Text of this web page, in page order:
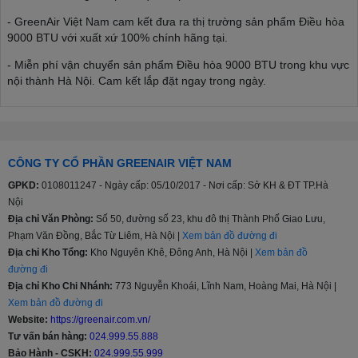
- GreenAir Việt Nam cam kết đưa ra thị trường sản phẩm Điều hòa
9000 BTU với xuất xứ 100% chính hãng tại.
- Miễn phí vận chuyển sản phẩm Điều hòa 9000 BTU trong khu vực
nội thành Hà Nội. Cam kết lắp đặt ngay trong ngày.
- Gọi đến số Hotline: 024 999 55 888 Quý khách sẽ được tư vấn
miễn phí, hỗ trợ giải đáp mọi thắc mắc, hỗ trợ kỹ thuật, hướng dẫn
sử dụng Điều hòa 9000 BTU.
- Tại GreenAir Việt Nam có đội ngũ nhân viên lắp đặt chuyên
nghiệp, tay nghề cao, đảm bảo và nhanh chóng bảo hành Điều hòa
9000 BTU tại nơi sử dụng ( tại nhà ).
- Nếu Khách Hàng có nhu cầu mua Điều hòa 9000 BTU với số
lượng lớn hoặc các Đại Lý bán buôn - bán lẻ vui lòng liên hệ đến số
Hotline: 024 999 55 888 để nhận được mức giá ưu đãi "hấp dẫn"
nhất cùng các chính sách hỗ trợ.
CÔNG TY CỔ PHẦN GREENAIR VIỆT NAM
GPKD: 0108011247 - Ngày cấp: 05/10/2017 - Nơi cấp: Sở KH & ĐT TP.Hà
Nội
Địa chỉ Văn Phòng: Số 50, đường số 23, khu đô thị Thành Phố Giao Lưu,
Phạm Văn Đồng, Bắc Từ Liêm, Hà Nội | Xem bản đồ đường đi
Địa chỉ Kho Tổng: Kho Nguyên Khê, Đông Anh, Hà Nội | Xem bản đồ
đường đi
Địa chỉ Kho Chi Nhánh: 773 Nguyễn Khoái, Lĩnh Nam, Hoàng Mai, Hà Nội |
Xem bản đồ đường đi
Website: https://greenair.com.vn/
Tư vấn bán hàng: 024.999.55.888
Bảo Hành - CSKH: 024.999.55.999